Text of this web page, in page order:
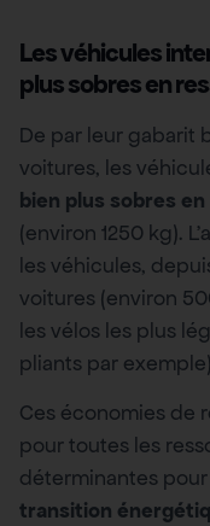
Les véhicules
plus sobres en
De par leur gabarit
voitures, les
bien plus sobres
(environ 1250 kg).
les véhicules,
voitures (environ
les vélos les plus
pliants par
Ces économies de
pour toutes les
déterminantes
transition